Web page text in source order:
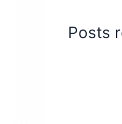
Posts